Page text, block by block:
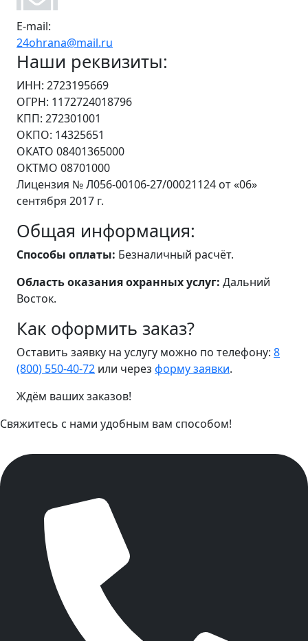
E-mail:
24ohrana@mail.ru
Наши реквизиты:
ИНН: 2723195669
ОГРН: 1172724018796
КПП: 272301001
ОКПО: 14325651
ОКАТО 08401365000
ОКТМО 08701000
Лицензия № Л056-00106-27/00021124 от «06»
сентября 2017 г.
Общая информация:
Способы оплаты: Безналичный расчёт.
Область оказания охранных услуг: Дальний
Восток.
Как оформить заказ?
Оставить заявку на услугу можно по телефону: 8
(800) 550-40-72 или через форму заявки.
Ждём ваших заказов!
Свяжитесь с нами удобным вам способом!